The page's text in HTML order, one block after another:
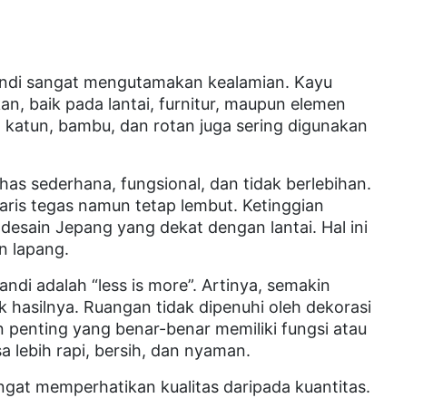
sangat mengutamakan kealamian. Kayu
baik pada lantai, furnitur, maupun elemen
bambu, dan rotan juga sering digunakan
sederhana, fungsional, dan tidak berlebihan.
tegas namun tetap lembut. Ketinggian
Jepang yang dekat dengan lantai. Hal ini
lapang.
adalah “less is more”. Artinya, semakin
Ruangan tidak dipenuhi oleh dekorasi
penting yang benar-benar memiliki fungsi atau
lebih rapi, bersih, dan nyaman.
memperhatikan kualitas daripada kuantitas.